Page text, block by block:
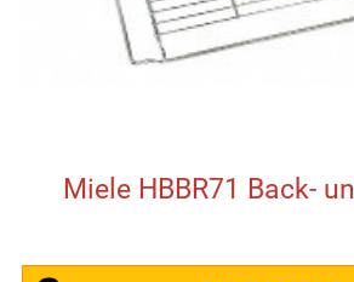
Miele HBBR71 Back-